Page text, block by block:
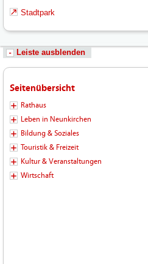
Stadtpark
Leiste ausblenden
Seitenübersicht
Rathaus
Leben in Neunkirchen
Bildung & Soziales
Touristik & Freizeit
Kultur & Veranstaltungen
Wirtschaft